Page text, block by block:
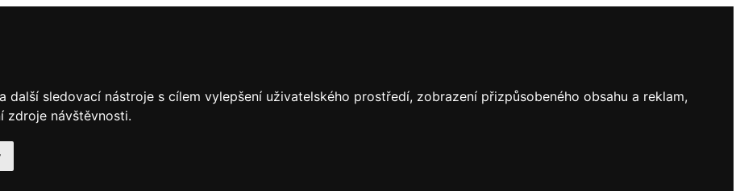
sledovací nástroje s cílem vylepšení uživatelského prostředí, zobrazení přizpůsobeného obsahu a reklam,
zdroje návštěvnosti.